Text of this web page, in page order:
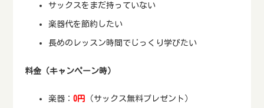
サックスをまだ持っていない
楽器代を節約したい
長めのレッスン時間でじっくり学びたい
料金（キャンペーン時）
楽器：0円 （サックス無料プレゼント）